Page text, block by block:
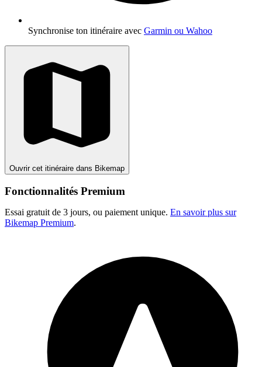
Synchronise ton itinéraire avec Garmin ou Wahoo
Ouvrir cet itinéraire dans Bikemap
Fonctionnalités Premium
Essai gratuit de 3 jours, ou paiement unique. En savoir plus sur
Bikemap Premium.